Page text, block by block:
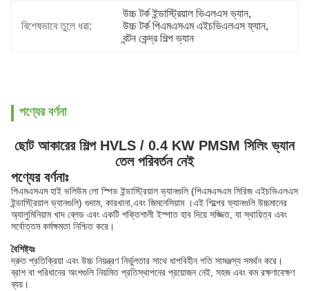
বিশেষভাবে তুলে ধরা:
উচ্চ টর্ক ইন্ডাস্ট্রিয়াল ভিএলএস ভ্যান,
উচ্চ টর্ক পিএমএসএম এইচভিএলএস ফ্যান,
বন্টন কেন্দ্র শিল্প ভ্যান
পণ্যের বর্ণনা
ছোট আকারের শিল্প HVLS / 0.4 KW PMSM সিলিং ভ্যান
তেল পরিবর্তন নেই
পণ্যের বর্ণনাঃ
পিএমএসএম হাই ভলিউম লো স্পিড ইন্ডাস্ট্রিয়াল ভ্যানগুলি (পিএমএসএম সিরিজ এইচভিএলএস
ইন্ডাস্ট্রিয়াল ভ্যানগুলি) গুদাম, কারখানা,এবং জিমনেসিয়াম ।এই শিল্পের ফ্যানগুলি উচ্চমানের
অ্যালুমিনিয়াম খাদ ব্লেড এবং একটি শক্তিশালী ইস্পাত হাব দিয়ে সজ্জিত, যা স্থায়িত্ব এবং
সর্বোত্তম কর্মক্ষমতা নিশ্চিত করে।
বৈশিষ্ট্যঃ
দ্রুত প্রতিক্রিয়া এবং উচ্চ নিয়ন্ত্রণ নির্ভুলতার সাথে ধাপবিহীন গতি সামঞ্জস্য সমর্থন করে।
ব্রাশ বা পরিধানের অংশগুলি নিয়মিত প্রতিস্থাপনের প্রয়োজন নেই, সহজ এবং কম রক্ষণাবেক্ষণ
ব্যয়।